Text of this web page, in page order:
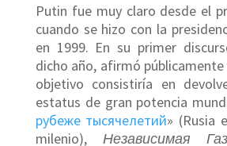
Putin fue muy claro desde el
cuando se hizo con la
en 1999. En su primer
dicho año, afirmó públicamente
objetivo consistiría en
estatus de gran potencia
рубеже тысячелетий» (Rusia
milenio), Независимая